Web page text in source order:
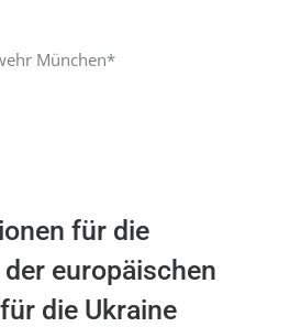
München*
für die
europäischen
die Ukraine